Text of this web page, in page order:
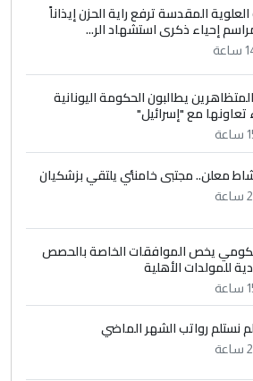
العلوية المقدسة ترفع راية الحزن إيذاناً
إحياء ذكرى استشهاد الر...
يطالبون الحكومة اليونانية
تعاونها مع "إسرائيل"
معلن.. مجتبى خامنئي يلتقي بزشكيان
يخص الموافقات الخاصة بالحصص
للمولدات الأهلية
نستلم رواتب الشهر الماضي